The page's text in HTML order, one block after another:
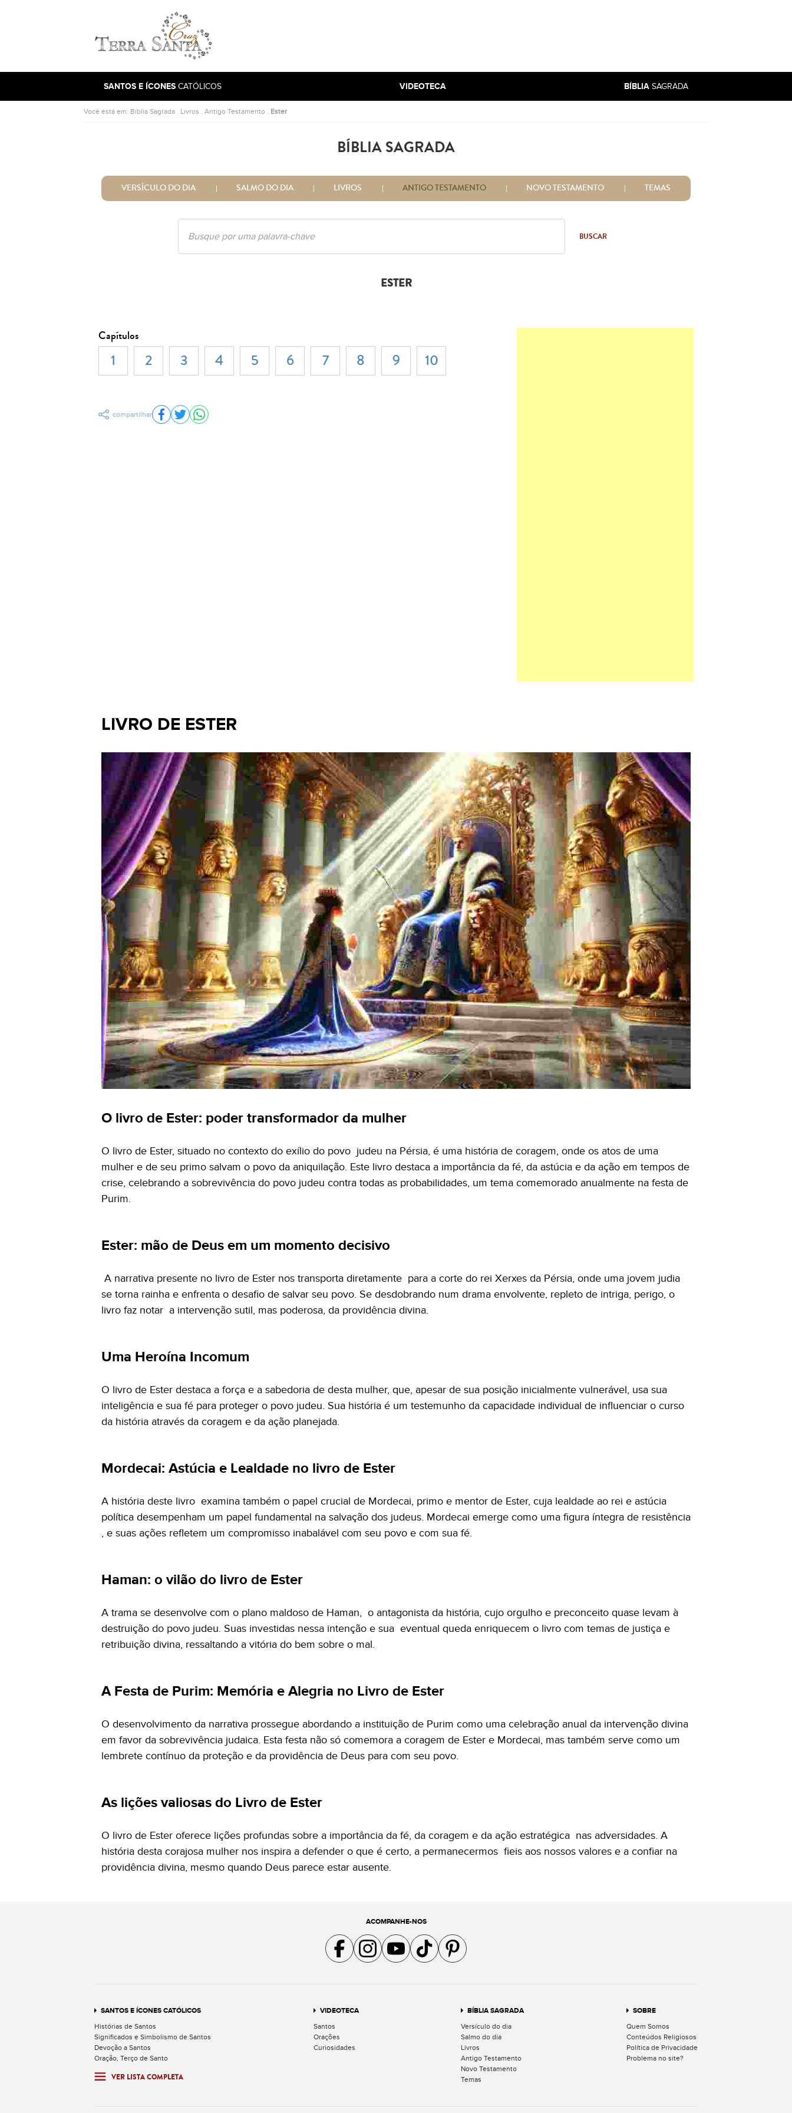
Ir para a página inicial
SANTOS E ÍCONES CATÓLICOS VIDEOTECA BÍBLIA SAGRADA
Você está em: Bíblia Sagrada . Livros . Antigo Testamento . Ester
BÍBLIA SAGRADA
VERSÍCULO DO DIA SALMO DO DIA LIVROS ANTIGO TESTAMENTO NOVO TESTAMENTO TEMAS
BUSCAR
ESTER
Capítulos
1 2 3 4 5 6 7 8 9 10
compartilhar Compartilhar no Facebook
Compartilhar no Twitter
Compartilhar no WhatsApp
LIVRO DE ESTER
O livro de Ester: poder transformador da mulher
O livro de Ester, situado no contexto do exílio do povo judeu na Pérsia, é uma história de coragem, onde os atos de uma
mulher e de seu primo salvam o povo da aniquilação. Este livro destaca a importância da fé, da astúcia e da ação em tempos de
crise, celebrando a sobrevivência do povo judeu contra todas as probabilidades, um tema comemorado anualmente na festa de
Purim.
Ester: mão de Deus em um momento decisivo
A narrativa presente no livro de Ester nos transporta diretamente para a corte do rei Xerxes da Pérsia, onde uma jovem judia
se torna rainha e enfrenta o desafio de salvar seu povo. Se desdobrando num drama envolvente, repleto de intriga, perigo, o
livro faz notar a intervenção sutil, mas poderosa, da providência divina.
Uma Heroína Incomum
O livro de Ester destaca a força e a sabedoria de desta mulher, que, apesar de sua posição inicialmente vulnerável, usa sua
inteligência e sua fé para proteger o povo judeu. Sua história é um testemunho da capacidade individual de influenciar o curso
da história através da coragem e da ação planejada.
Mordecai: Astúcia e Lealdade no livro de Ester
A história deste livro examina também o papel crucial de Mordecai, primo e mentor de Ester, cuja lealdade ao rei e astúcia
política desempenham um papel fundamental na salvação dos judeus. Mordecai emerge como uma figura íntegra de resistência
, e suas ações refletem um compromisso inabalável com seu povo e com sua fé.
Haman: o vilão do livro de Ester
A trama se desenvolve com o plano maldoso de Haman, o antagonista da história, cujo orgulho e preconceito quase levam à
destruição do povo judeu. Suas investidas nessa intenção e sua eventual queda enriquecem o livro com temas de justiça e
retribuição divina, ressaltando a vitória do bem sobre o mal.
A Festa de Purim: Memória e Alegria no Livro de Ester
O desenvolvimento da narrativa prossegue abordando a instituição de Purim como uma celebração anual da intervenção divina
em favor da sobrevivência judaica. Esta festa não só comemora a coragem de Ester e Mordecai, mas também serve como um
lembrete contínuo da proteção e da providência de Deus para com seu povo.
As lições valiosas do Livro de Ester
O livro de Ester oferece lições profundas sobre a importância da fé, da coragem e da ação estratégica nas adversidades. A
história desta corajosa mulher nos inspira a defender o que é certo, a permanecermos fieis aos nossos valores e a confiar na
providência divina, mesmo quando Deus parece estar ausente.
ACOMPANHE-NOS
Acompanhe a gente no Facebook
Acompanhe a gente no Instagram
Acompanhe a gente no YouTube
Acompanhe a gente no TikTok
Acompanhe a gente no Pinterest
SANTOS E ÍCONES CATÓLICOS
Histórias de Santos
Significados e Simbolismo de Santos
Devoção a Santos
Oração, Terço de Santo
VER LISTA COMPLETA
VIDEOTECA
Santos
Orações
Curiosidades
BÍBLIA SAGRADA
Versículo do dia
Salmo do dia
Livros
Antigo Testamento
Novo Testamento
Temas
SOBRE
Quem Somos
Conteúdos Religiosos
Política de Privacidade
Problema no site?